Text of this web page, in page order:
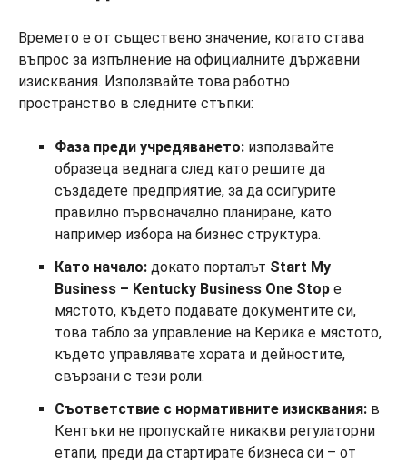
Времето е от съществено значение, когато става
въпрос за изпълнение на официалните държавни
изисквания. Използвайте това работно
пространство в следните стъпки:
Фаза преди учредяването: използвайте
образеца веднага след като решите да
създадете предприятие, за да осигурите
правилно първоначално планиране, като
например избора на бизнес структура.
Като начало: докато порталът Start My
Business – Kentucky Business One Stop е
мястото, където подавате документите си,
това табло за управление на Керика е мястото,
където управлявате хората и дейностите,
свързани с тези роли.
Съответствие с нормативните изисквания: в
Кентъки не пропускайте никакви регулаторни
етапи, преди да стартирате бизнеса си – от